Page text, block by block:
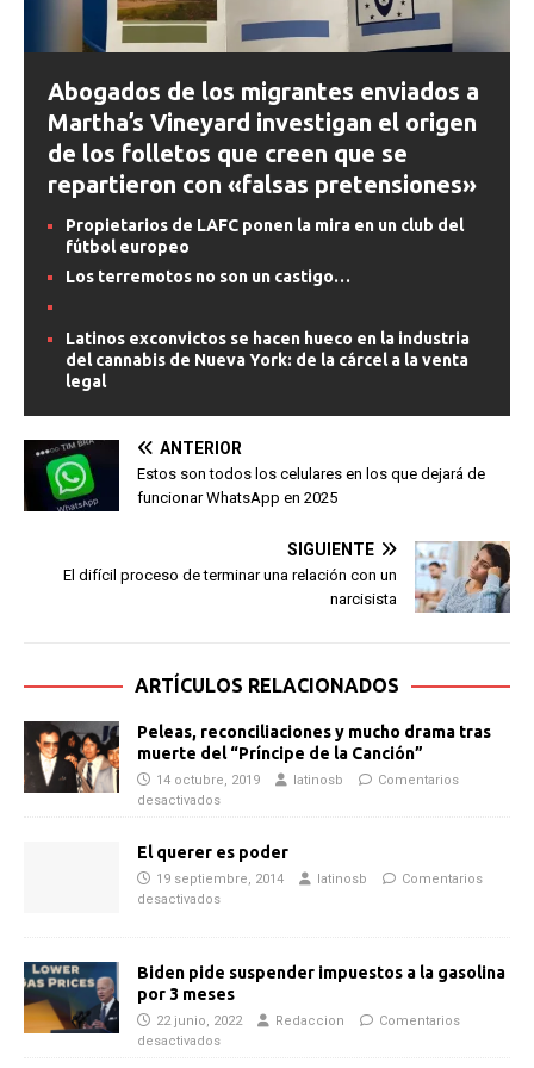
Abogados de los migrantes enviados a
Martha’s Vineyard investigan el origen
de los folletos que creen que se
repartieron con «falsas pretensiones»
Propietarios de LAFC ponen la mira en un club del
fútbol europeo
Los terremotos no son un castigo…
Latinos exconvictos se hacen hueco en la industria
del cannabis de Nueva York: de la cárcel a la venta
legal
ANTERIOR
Estos son todos los celulares en los que dejará de
funcionar WhatsApp en 2025
SIGUIENTE
El difícil proceso de terminar una relación con un
narcisista
ARTÍCULOS RELACIONADOS
Peleas, reconciliaciones y mucho drama tras
muerte del “Príncipe de la Canción”
14 octubre, 2019 latinosb
Comentarios
desactivados
El querer es poder
19 septiembre, 2014 latinosb
Comentarios
desactivados
Biden pide suspender impuestos a la gasolina
por 3 meses
22 junio, 2022 Redaccion
Comentarios
desactivados